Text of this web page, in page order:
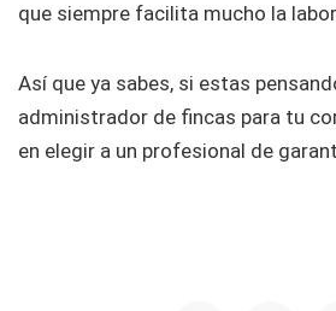
que siempre facilita mucho la
Así que ya sabes, si estas
administrador de fincas para tu
en elegir a un profesional de